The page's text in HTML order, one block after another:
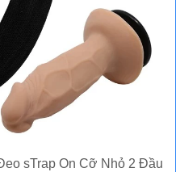
sTrap On Cỡ Nhỏ 2 Đầu